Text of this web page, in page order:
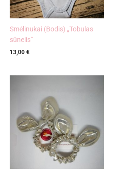
Smėlinukai (Bodis) „Tobulas
sūnelis”
13,00 €